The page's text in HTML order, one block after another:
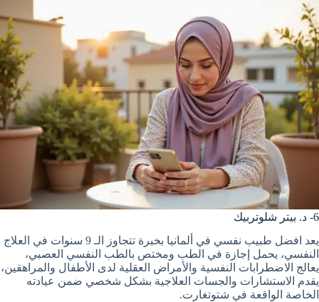
6- د. بيتر شلوتربيك
يعد افضل طبيب نفسي في ألمانيا بخبرة تتجاوز الـ 9 سنوات في العلاج
النفسي، يحمل إجازة في الطب ومختص بالطب النفسي العصبي،
يعالج الاضطرابات النفسية والأمراض العقلية لدى الأطفال والمراهقين،
يقدم الاستشارات والجسات العلاجية بشكل شخصي ضمن عيادته
الخاصة الواقعة في شتوتغارت.